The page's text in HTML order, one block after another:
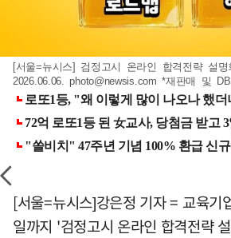
[서울=뉴시스] 검정고시 온라인 합격전략 설
2026.06.06.photo@newsis.com *재판매 및
[서울=뉴시스]강은정 기자 = 교육기
일까지 '검정고시 온라인 합격전략